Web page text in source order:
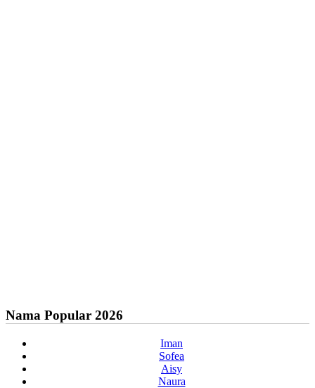
Nama Popular 2026
Iman
Sofea
Aisy
Naura